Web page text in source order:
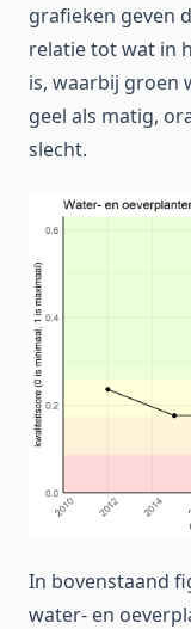
grafieken geven
relatie tot wat in
is, waarbij groen
geel als matig,
slecht.
In bovenstaand
water- en